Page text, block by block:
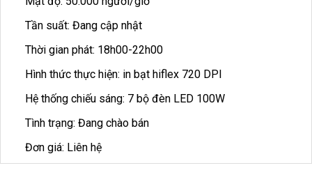
Tần suất: Đang cập nhật
Thời gian phát: 18h00-22h00
Hình thức thực hiện: in bạt hiflex 720 DPI
Hệ thống chiếu sáng: 7 bộ đèn LED 100W
Tình trạng: Đang chào bán
Đơn giá: Liên hệ